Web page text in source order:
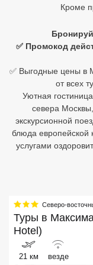
Кроме
✅ Промокод
✅ Выгодные цены в
от всех
Уютная
севера
экскурсионной
блюда европейской
услугами
Северо-
Туры в
Hotel)
21 км везде
Куба
Шри Ланка
Бали
Хайнань
Абхазия
Большой Сочи